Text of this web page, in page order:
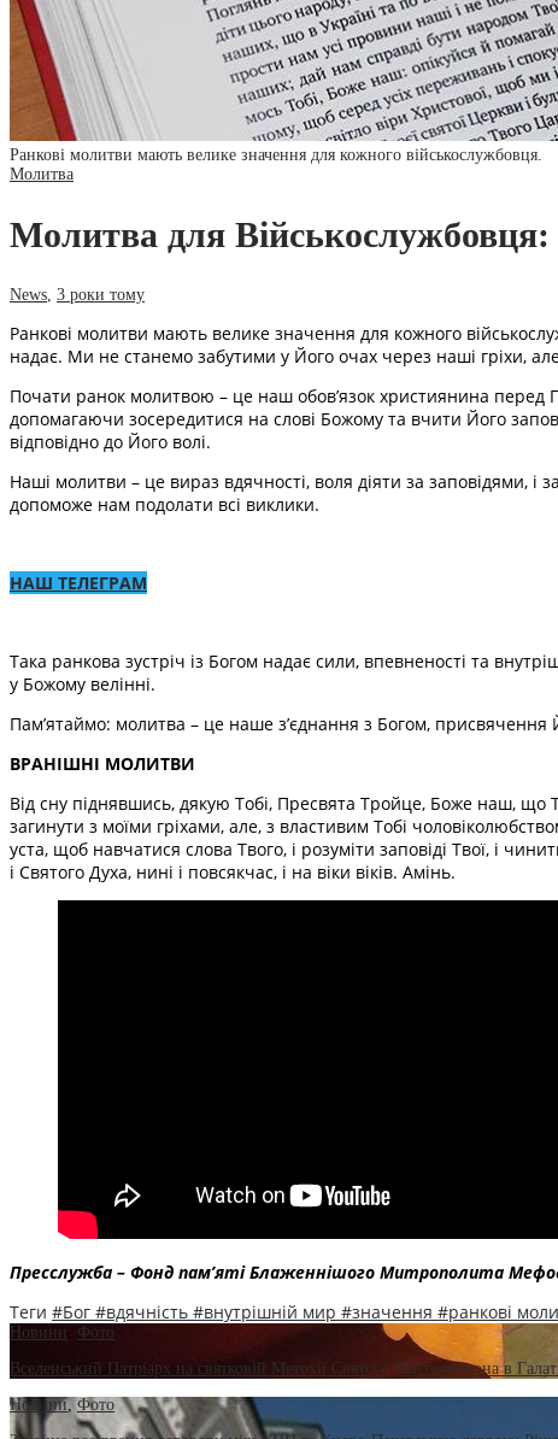
Ранкові молитви мають велике значення для кожного військослужбовця.
Молитва
Молитва для
News 3 роки тому
Ранкові молитви мають велике значення для кожного
надає. Ми не станемо забутими у Його очах через наші гріхи,
Почати ранок молитвою – це наш обов’язок християнина перед
допомагаючи зосередитися на слові Божому та вчити Його
відповідно до Його волі.
Наші молитви – це вираз вдячності, воля діяти за заповідями,
допоможе нам подолати всі виклики.
НАШ ТЕЛЕГРАМ
Така ранкова зустріч із Богом надає сили, впевненості та
у Божому велінні.
Пам’ятаймо: молитва – це наше з’єднання з Богом,
ВРАНІШНІ МОЛИТВИ
Від сну піднявшись, дякую Тобі, Пресвята Тройце, Боже наш, що
загинути з моїми гріхами, але, з властивим Тобі
уста, щоб навчатися слова Твого, і розуміти заповіді Твої, і
і Святого Духа, нині і повсякчас, і на віки віків. Амінь.
Пресслужба – Фонд пам’яті Блаженнішого Митрополита
Теги #Бог #вдячність #внутрішній мир #значення #ранкові
Новини
Фото
Вселенський Патріарх на святковій Метохії Святого Пантелеймона в
Новини, Фото